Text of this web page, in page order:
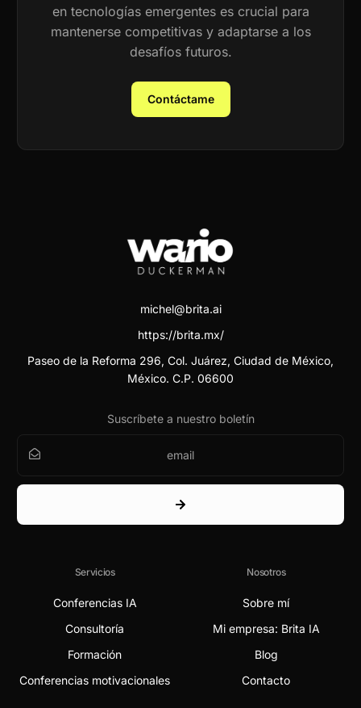
en tecnologías emergentes es crucial para
mantenerse competitivas y adaptarse a los
desafíos futuros.
Contáctame
michel@brita.ai
https://brita.mx/
Paseo de la Reforma 296, Col. Juárez, Ciudad de México,
México. C.P. 06600
Suscríbete a nuestro boletín
Servicios
Conferencias IA
Consultoría
Formación
Conferencias motivacionales
Nosotros
Sobre mí
Mi empresa: Brita IA
Blog
Contacto